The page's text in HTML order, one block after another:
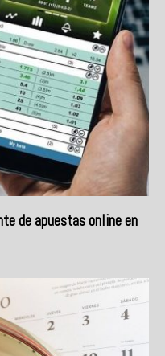
de apuestas online en